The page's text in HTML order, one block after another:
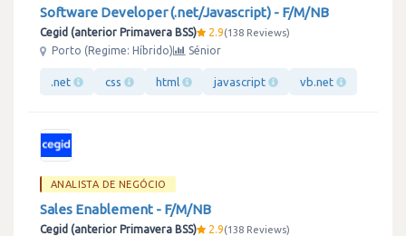
Software Developer (.net/Javascript) - F/M/NB
Cegid (anterior Primavera BSS) 2.9 138 Reviews
Porto (Regime: Híbrido)
Sénior
.net css html javascript vb.net
ANALISTA DE NEGÓCIO
Sales Enablement - F/M/NB
Cegid (anterior Primavera BSS) 2.9 138 Reviews